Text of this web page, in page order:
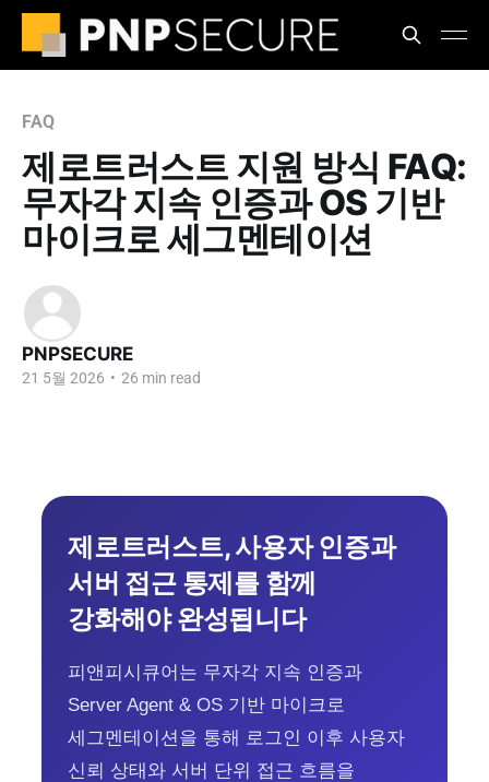
FAQ
제로트러스트 지원 방식 FAQ:
무자각 지속 인증과 OS 기반
마이크로 세그멘테이션
PNPSECURE
21 5월 2026 • 26 min read
제로트러스트, 사용자 인증과
서버 접근 통제를 함께
강화해야 완성됩니다
피앤피시큐어는 무자각 지속 인증과
Server Agent & OS 기반 마이크로
세그멘테이션을 통해 로그인 이후 사용자
신뢰 상태와 서버 단위 접근 흐름을